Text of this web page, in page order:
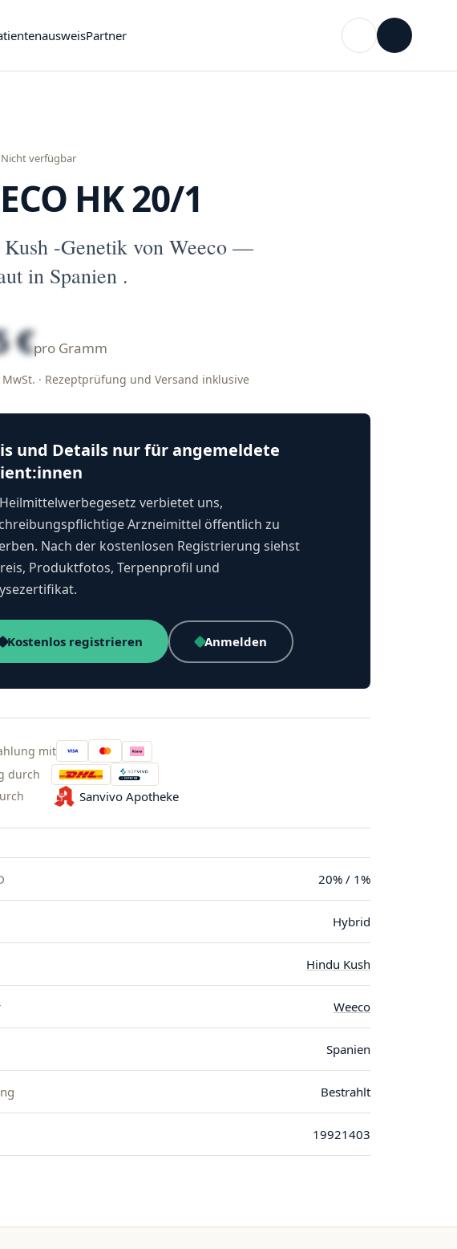
Partner
verfügbar
HK 20/1
-Genetik von Weeco —
in Spanien .
€pro Gramm
· Rezeptprüfung und Versand inklusive
und Details nur für angemeldete
verbietet uns,
Arzneimittel öffentlich zu
Nach der kostenlosen Registrierung siehst
Produktfotos, Terpenprofil und
Kostenlos registrieren Anmelden
mit
durch
Sanvivo Apotheke
20% / 1%
Hybrid
Hindu Kush
Weeco
Spanien
Bestrahlt
19921403